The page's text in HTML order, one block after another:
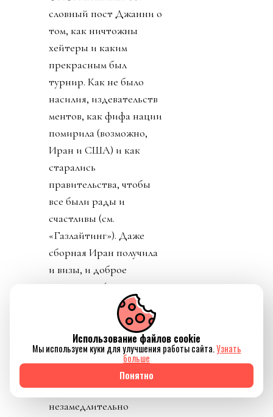
словный пост Джанни о
том, как ничтожны
хейтеры и каким
прекрасным был
турнир. Как не было
насилия, издевательств
ментов, как фифа нации
помирила (возможно,
Иран и США) и как
старались
правительства, чтобы
все были рады и
счастливы (см.
«Газлайтинг»). Даже
сборная Иран получила
и визы, и доброе
отношение (напомню,
специалистам Ирана и
других сборных
отказали во въезде, а
футболистов Ирана
заставляли после по
окончании матчей
незамедлительно
Использование файлов cookie
Мы используем куки для улучшения работы сайта.Узнать
больше
Понятно